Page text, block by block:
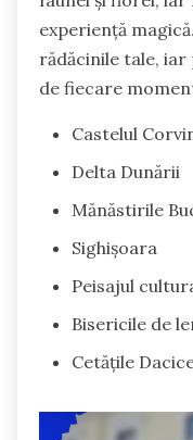
experiență
rădăcinile tale, iar
de fiecare
Castelul
Delta Dunării
Mănăstirile
Sighișoara
Peisajul
Bisericile de
Cetățile